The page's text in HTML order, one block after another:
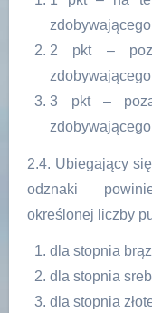
zdobywającego
2 pkt – poza
zdobywającego
3 pkt – poza
zdobywającego
2.4. Ubiegający
odznaki
określonej liczby
dla stopnia
dla stopnia
dla stopnia